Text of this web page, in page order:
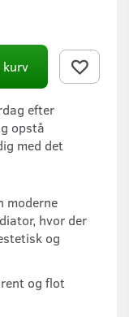
efter
opstå
med det
moderne
hvor der
og
og flot